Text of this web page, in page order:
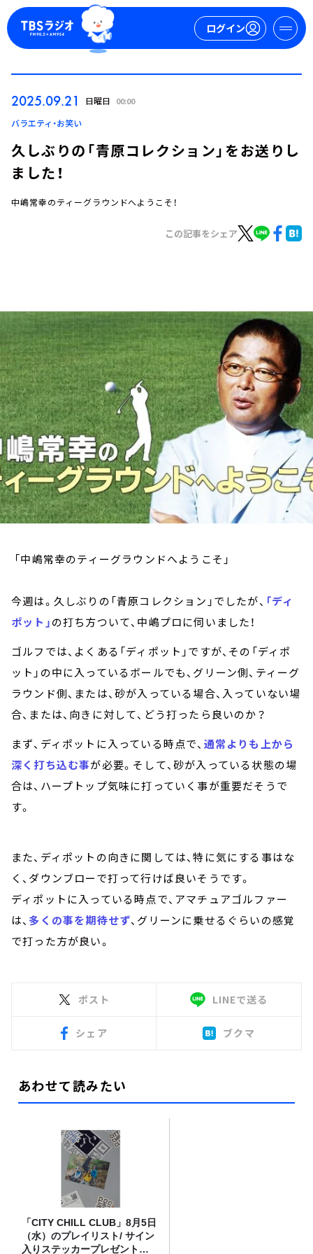
ログイン
ログイン
お知らせ
イベント・グッズ
YouTube
会社情報
2025.09.21 日曜日 00:00
バラエティ・お笑い
久しぶりの「青原コレクション」をお送りし
ました！
中嶋常幸のティーグラウンドへようこそ！
この記事をシェア
「中嶋常幸のティーグラウンドへようこそ」
今週は。久しぶりの「青原コレクション」でしたが、 「ディ
ポット」の打ち方ついて、中嶋プロに伺いました！
ゴルフでは、よくある「ディポット」ですが、その「ディポ
ット」の中に入っているボールでも、グリーン側、ティーグ
ラウンド側、または、砂が入っている場合、入っていない場
合、または、向きに対して、どう打ったら良いのか？
まず、ディポットに入っている時点で、 通常よりも上から
深く打ち込む事が必要。そして、砂が入っている状態の場
合は、ハープトップ気味に打っていく事が重要だそうで
す。
また、ディポットの向きに関しては、特に気にする事はな
く、ダウンブローで打って行けば良いそうです。
ディポットに入っている時点で、アマチュアゴルファー
は、 多くの事を期待せず、グリーンに乗せるぐらいの感覚
で打った方が良い。
ポスト LINEで送る
シェア ブクマ
あわせて読みたい
「CITY CHILL CLUB」8月5日
（水）のプレイリスト/ サイン
入りステッカープレゼント有